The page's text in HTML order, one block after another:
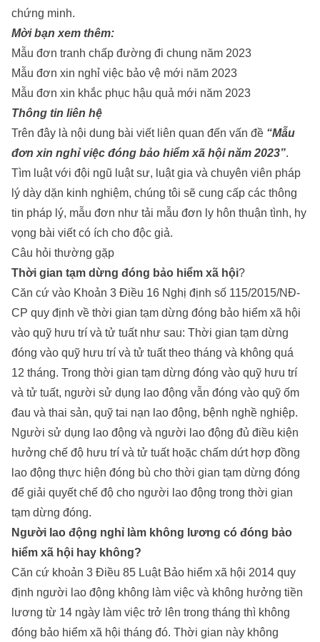
chứng minh.
Mời bạn xem thêm:
Mẫu đơn tranh chấp đường đi chung năm 2023
Mẫu đơn xin nghỉ việc bảo vệ mới năm 2023
Mẫu đơn xin khắc phục hậu quả mới năm 2023
Thông tin liên hệ
Trên đây là nội dung bài viết liên quan đến vấn đề “Mẫu
đơn xin nghỉ việc đóng bảo hiểm xã hội năm 2023”.
Tìm luậtvới đội ngũ luật sư, luật gia và chuyên viên pháp
lý dày dặn kinh nghiệm, chúng tôi sẽ cung cấp các thông
tin pháp lý, mẫu đơn như tải mẫu đơn ly hôn thuận tình, hy
vọng bài viết có ích cho độc giả.
Câu hỏi thường gặp
Thời gian tạm dừng đóng bảo hiểm xã hội?
Căn cứ vào Khoản 3 Điều 16 Nghị định số 115/2015/NĐ-
CP quy định về thời gian tạm dừng đóng bảo hiểm xã hội
vào quỹ hưu trí và tử tuất như sau: Thời gian tạm dừng
đóng vào quỹ hưu trí và tử tuất theo tháng và không quá
12 tháng. Trong thời gian tạm dừng đóng vào quỹ hưu trí
và tử tuất, người sử dụng lao động vẫn đóng vào quỹ ốm
đau và thai sản, quỹ tai nạn lao động, bệnh nghề nghiệp.
Người sử dụng lao động và người lao động đủ điều kiện
hưởng chế độ hưu trí và tử tuất hoặc chấm dứt hợp đồng
lao động thực hiện đóng bù cho thời gian tạm dừng đóng
để giải quyết chế độ cho người lao động trong thời gian
tạm dừng đóng.
Người lao động nghỉ làm không lương có đóng bảo
hiểm xã hội hay không?
Căn cứ khoản 3 Điều 85 Luật Bảo hiểm xã hội 2014 quy
định người lao động không làm việc và không hưởng tiền
lương từ 14 ngày làm việc trở lên trong tháng thì không
đóng bảo hiểm xã hội tháng đó. Thời gian này không